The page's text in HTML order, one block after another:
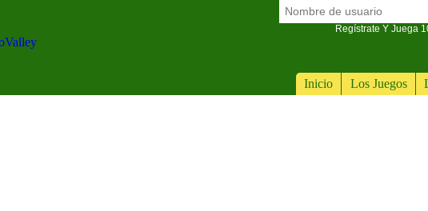
Inicio Los Juegos
Regístrate Y Juega